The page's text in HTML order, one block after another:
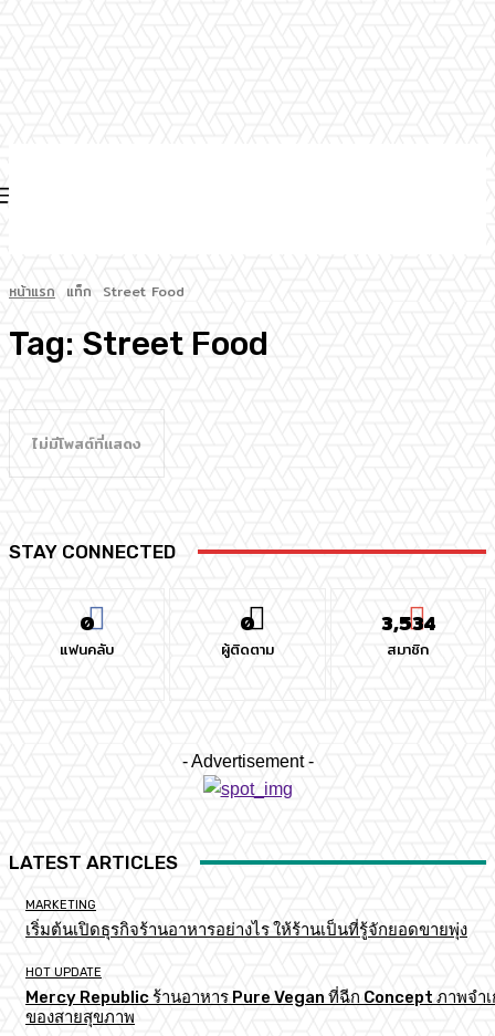
หน้าแรก แท็ก Street Food
Tag: Street Food
ไม่มีโพสต์ที่แสดง
STAY CONNECTED
0
แฟนคลับ
0
ผู้ติดตาม
3,534
สมาชิก
- Advertisement -
LATEST ARTICLES
MARKETING
เริ่มต้นเปิดธุรกิจร้านอาหารอย่างไร ให้ร้านเป็นที่รู้จักยอดขายพุ่ง
HOT UPDATE
Mercy Republic ร้านอาหาร Pure Vegan ที่ฉีก Concept ภาพจำเ
ของสายสุขภาพ